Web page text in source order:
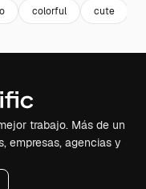
colorful cute
trabajo. Más de un
empresas, agencias y